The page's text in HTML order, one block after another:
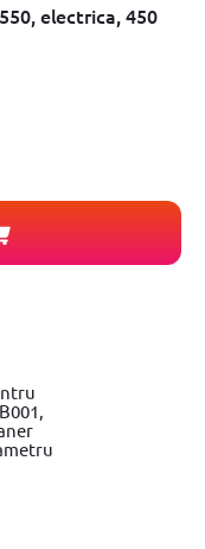
electrica, 450